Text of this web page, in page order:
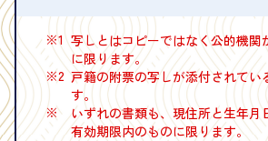
※1 写しとはコピーではなく公的機関
に限ります。
※2 戸籍の附票の写しが添付されてい
す。
※
いずれの書類も、現住所と生年月
有効期限内のものに限ります。